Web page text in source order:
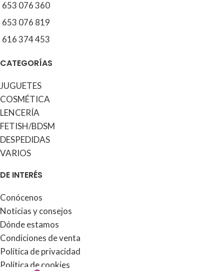
653 076 360
653 076 819
616 374 453
CATEGORÍAS
JUGUETES
COSMÉTICA
LENCERÍA
FETISH/BDSM
DESPEDIDAS
VARIOS
DE INTERÉS
Conócenos
Noticias y consejos
Dónde estamos
Condiciones de venta
Política de privacidad
Política de cookies